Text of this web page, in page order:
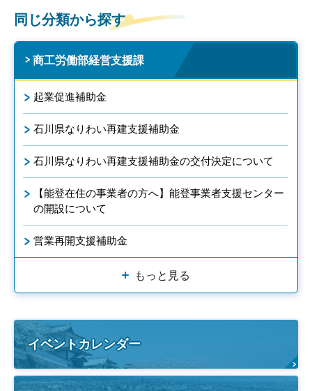
同じ分類から探す
商工労働部経営支援課
起業促進補助金
石川県なりわい再建支援補助金
石川県なりわい再建支援補助金の交付決定について
【能登在住の事業者の方へ】能登事業者支援センター
の開設について
営業再開支援補助金
もっと見る
イベントカレンダー